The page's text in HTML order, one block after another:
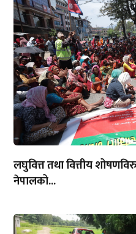
लघुवित्त तथा वित्तीय
नेपालको...